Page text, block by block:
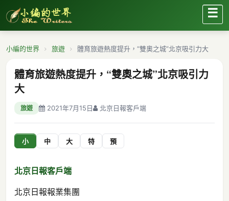
☰
小編的世界 旅遊 體育旅遊熱度提升，“雙奧之城”北京吸引力大
體育旅遊熱度提升，“雙奧之城”北京吸引力
大
旅遊 2021年7月15日 北京日報客戶端
小 中 大 特 預
北京日報客戶端
北京日報報業集團